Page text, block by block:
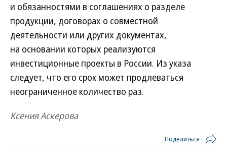
и обязанностями в соглашениях о разделе
продукции, договорах о совместной
деятельности или других документах,
на основании которых реализуются
инвестиционные проекты в России. Из указа
следует, что его срок может продлеваться
неограниченное количество раз.
Ксения Аскерова
Поделиться